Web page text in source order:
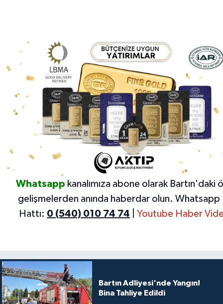
Whatsapp kanalımıza abone olarak Bartın'daki
gelişmelerden anında haberdar olun. Whatsapp
Hattı: 0 (540) 010 74 74 Youtube Haber
Bartın Adliyesi'nde Yangın!
Bina Tahliye Edildi